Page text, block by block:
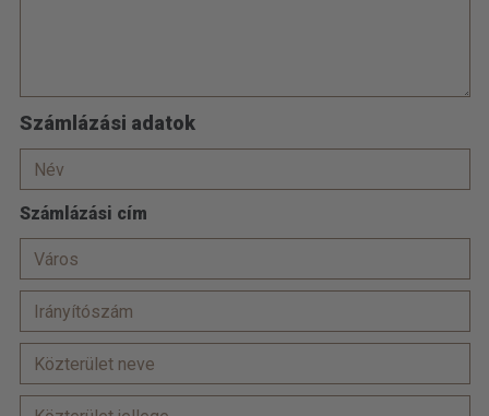
Számlázási adatok
Számlázási cím